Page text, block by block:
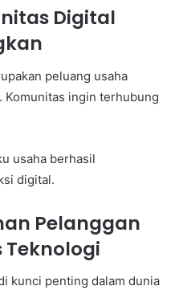
Digital
peluang usaha
Komunitas ingin terhubung
usaha berhasil
digital.
Pelanggan
kunci penting dalam dunia